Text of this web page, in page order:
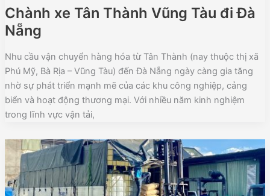
Chành xe Tân Thành Vũng Tàu đi Đà
Nẵng
Nhu cầu vận chuyển hàng hóa từ Tân Thành (nay thuộc thị xã
Phú Mỹ, Bà Rịa – Vũng Tàu) đến Đà Nẵng ngày càng gia tăng
nhờ sự phát triển mạnh mẽ của các khu công nghiệp, cảng
biển và hoạt động thương mại. Với nhiều năm kinh nghiệm
trong lĩnh vực vận tải,